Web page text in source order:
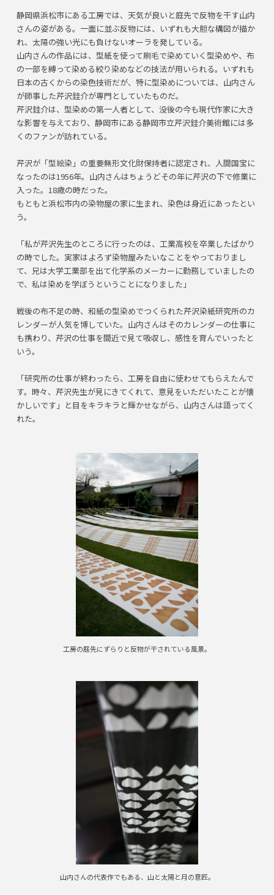
静岡県浜松市にある工房では、天気が良いと庭先で反物を干す山内
さんの姿がある。一面に並ぶ反物には、いずれも大胆な構図が描か
れ、太陽の強い光にも負けないオーラを発している。
山内さんの作品には、型紙を使って刷毛で染めていく型染めや、布
の一部を縛って染める絞り染めなどの技法が用いられる。いずれも
日本の古くからの染色技術だが、特に型染めについては、山内さん
が師事した芹沢銈介が専門としていたものだ。
芹沢銈介は、型染めの第一人者として、没後の今も現代作家に大き
な影響を与えており、静岡市にある静岡市立芹沢銈介美術館には多
くのファンが訪れている。
芹沢が「型絵染」の重要無形文化財保持者に認定され、人間国宝に
なったのは1956年。山内さんはちょうどその年に芹沢の下で修業に
入った。18歳の時だった。
もともと浜松市内の染物屋の家に生まれ、染色は身近にあったとい
う。
「私が芹沢先生のところに行ったのは、工業高校を卒業したばかり
の時でした。実家はよろず染物屋みたいなことをやっておりまし
て、兄は大学工業部を出て化学系のメーカーに勤務していましたの
で、私は染めを学ぼうということになりました」
戦後の布不足の時、和紙の型染めでつくられた芹沢染紙研究所のカ
レンダーが人気を博していた。山内さんはそのカレンダーの仕事に
も携わり、芹沢の仕事を間近で見て吸収し、感性を育んでいったと
いう。
「研究所の仕事が終わったら、工房を自由に使わせてもらえたんで
す。時々、芹沢先生が見にきてくれて、意見をいただいたことが懐
かしいです」と目をキラキラと輝かせながら、山内さんは語ってく
れた。
工房の庭先にずらりと反物が干されている風景。
山内さんの代表作でもある、山と太陽と月の意匠。